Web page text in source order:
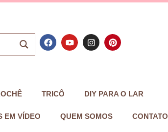
TRICÔ DIY PARA O LAR
EM VÍDEO QUEM SOMOS CONTATO